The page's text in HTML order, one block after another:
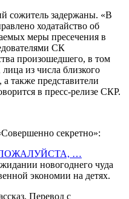
сожитель задержаны. «В
ходатайство об
меры пресечения в
СК
произошедшего, в том
из числа близкого
также представители
в пресс-релизе СКР.
секретно»:
…
новогоднего чуда
экономии на детях.
Перевод с